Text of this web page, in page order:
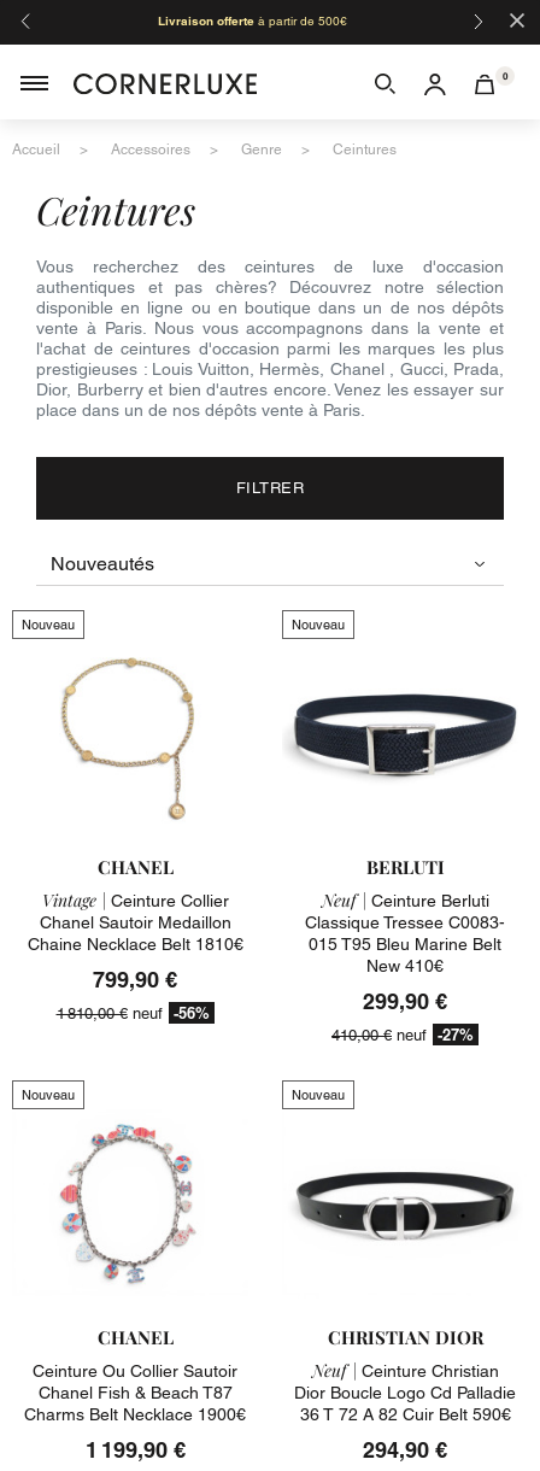
Livraison offerteà partir de 500€ ×
0
Accueil Accessoires Genre Ceintures
ceintures
Vous recherchez des ceintures de luxe d'occasion
authentiques et pas chères? Découvrez notre sélection
disponible en ligne ou en boutique dans un de nos dépôts
vente à Paris. Nous vous accompagnons dans la vente et
l'achat de ceintures d'occasion parmi les marques les plus
prestigieuses : Louis Vuitton, Hermès, Chanel , Gucci, Prada,
Dior, Burberry et bien d'autres encore. Venez les essayer sur
place dans un de nos dépôts vente à Paris.
FILTRER
Nouveau
CHANEL
Vintage | Ceinture Collier
Chanel Sautoir Medaillon
Chaine Necklace Belt 1810€
799,90 €
1 810,00 €neuf -56%
Nouveau
BERLUTI
Neuf | Ceinture Berluti
Classique Tressee C0083-
015 T95 Bleu Marine Belt
New 410€
299,90 €
410,00 € neuf -27%
Nouveau
CHANEL
Ceinture Ou Collier Sautoir
Chanel Fish & Beach T87
Charms Belt Necklace 1900€
1 199,90 €
Nouveau
CHRISTIAN DIOR
Neuf | Ceinture Christian
Dior Boucle Logo Cd Palladie
36 T 72 A 82 Cuir Belt 590€
294,90 €